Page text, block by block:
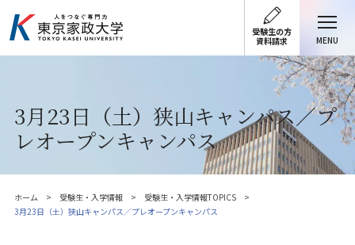
受験生の方
資料請求
MENU
3月23日（土）狭山キャンパス／プ
レオープンキャンパス
ホーム 受験生・入学情報
受験生・入学情報TOPICS
3月23日（土）狭山キャンパス／プレオープンキャンパス